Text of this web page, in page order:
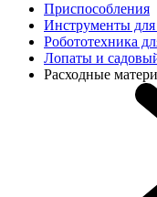
Приспособления
Инструменты для
Робототехника
Лопаты и
Расходные